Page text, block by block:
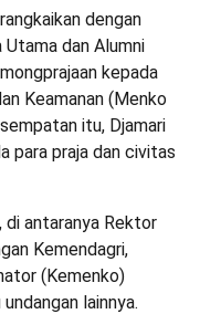
dengan
dan Alumni
kepada
Keamanan (Menko
itu, Djamari
para praja dan civitas
antaranya Rektor
Kemendagri,
(Kemenko)
lainnya.